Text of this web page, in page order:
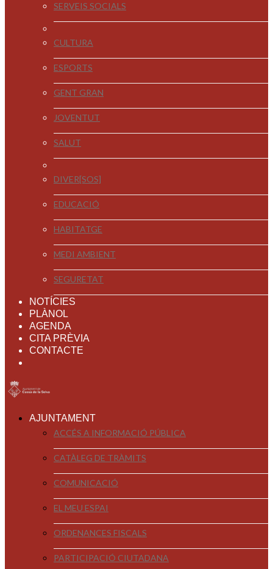
SERVEIS SOCIALS
CULTURA
ESPORTS
GENT GRAN
JOVENTUT
SALUT
DIVER[SOS]
EDUCACIÓ
HABITATGE
MEDI AMBIENT
SEGURETAT
NOTÍCIES
PLÀNOL
AGENDA
CITA PRÈVIA
CONTACTE
AJUNTAMENT
ACCÉS A INFORMACIÓ PÚBLICA
CATÀLEG DE TRÀMITS
COMUNICACIÓ
EL MEU ESPAI
ORDENANCES FISCALS
PARTICIPACIÓ CIUTADANA